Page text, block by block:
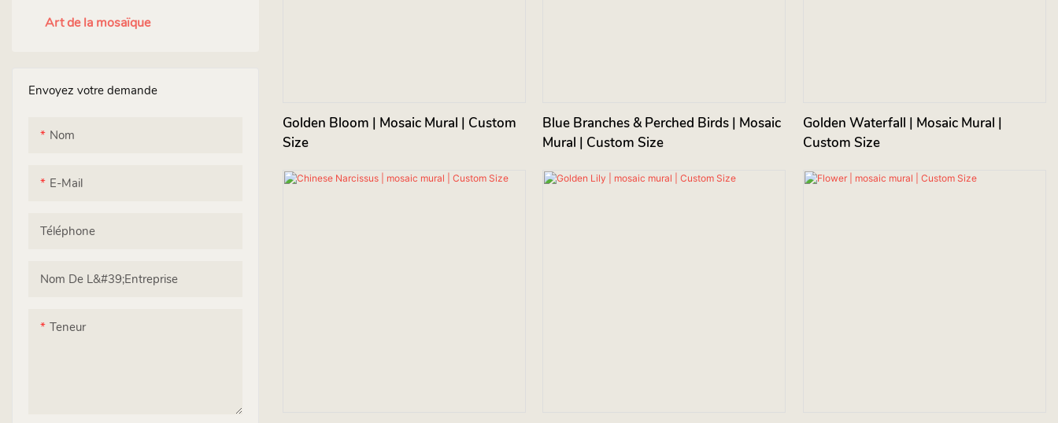
Art de la mosaïque
Envoyez votre demande
Nom
E-Mail
Téléphone
Nom De L&#39;entreprise
Teneur
Golden Bloom | Mosaic Mural | Custom
Size
Blue Branches & Perched Birds | Mosaic
Mural | Custom Size
Golden Waterfall | Mosaic Mural |
Custom Size